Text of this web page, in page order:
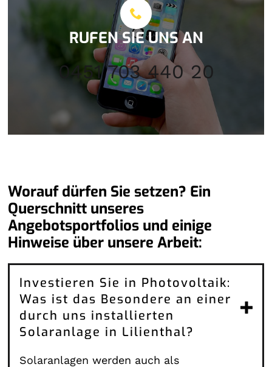
RUFEN SIE UNS AN
0451 703 440 20
Worauf dürfen Sie setzen? Ein
Querschnitt unseres
Angebotsportfolios und einige
Hinweise über unsere Arbeit:
Investieren Sie in Photovoltaik:
Was ist das Besondere an einer
durch uns installierten
Solaranlage in Lilienthal?
Solaranlagen werden auch als